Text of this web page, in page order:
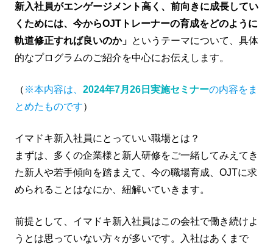
新入社員がエンゲージメント高く、前向きに成長してい
くためには、今からOJTトレーナーの育成をどのように
軌道修正すれば良いのか」 というテーマについて、具体
的なプログラムのご紹介を中心にお伝えします。
（ ※本内容は、 2024年7月26日実施セミナーの内容をま
とめたものです）
イマドキ新入社員にとっていい職場とは？
まずは、多くの企業様と新人研修をご一緒してみえてき
た新人や若手傾向を踏まえて、今の職場育成、OJTに求
められることはなにか、紐解いていきます。
前提として、イマドキ新入社員はこの会社で働き続けよ
うとは思っていない方々が多いです。入社はあくまで